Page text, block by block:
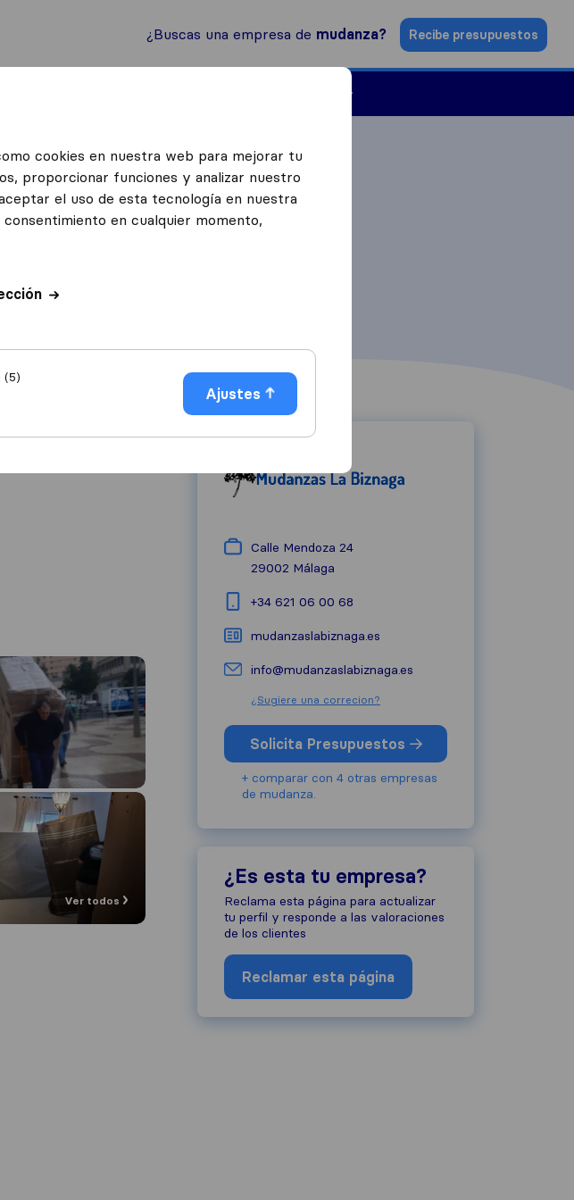
¿Buscas una empresa de mudanza? Recibe presupuestos
Ver todos
Calle Mendoza 24
29002 Málaga
+34 621 06 00 68
mudanzaslabiznaga.es
info@mudanzaslabiznaga.es
¿Sugiere una correcion?
Solicita Presupuestos
+ comparar con 4 otras empresas
de mudanza.
¿Es esta tu empresa?
Reclama esta página para actualizar
tu perfil y responde a las valoraciones
de los clientes
Reclamar esta página
cookies en nuestra web para mejorar tu
proporcionar funciones y analizar nuestro
el uso de esta tecnología en nuestra
en cualquier momento,
(5)
Ajustes